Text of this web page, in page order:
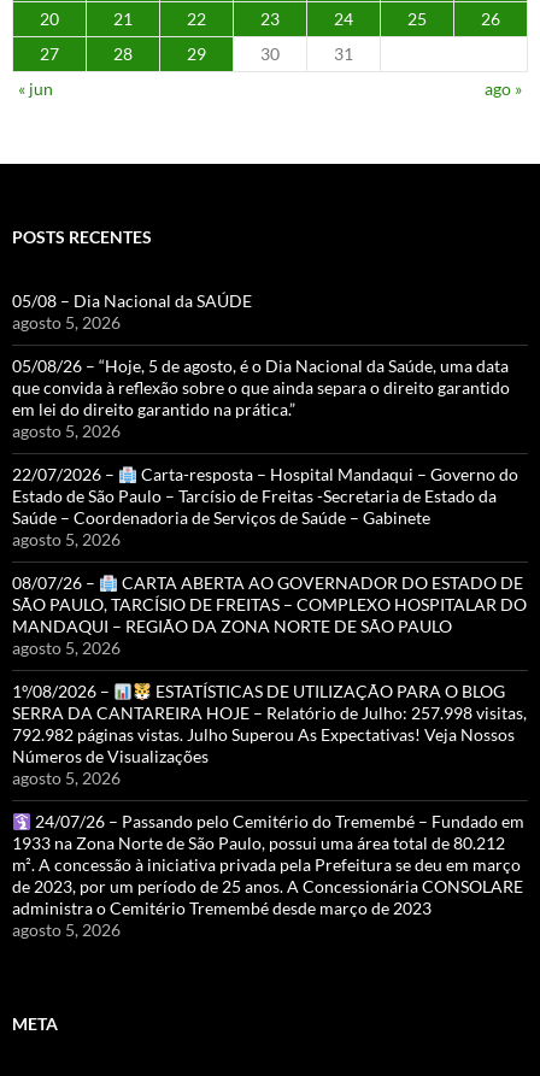
20
21 22 23 24 25
26
27
28 29 30
31
« jun
ago »
POSTS RECENTES
05/08 – Dia Nacional da SAÚDE
agosto 5, 2026
05/08/26 – “Hoje, 5 de agosto, é o Dia Nacional da Saúde, uma data
que convida à reflexão sobre o que ainda separa o direito garantido
em lei do direito garantido na prática.”
agosto 5, 2026
22/07/2026 –
Carta-resposta – Hospital Mandaqui – Governo do
Estado de São Paulo – Tarcísio de Freitas -Secretaria de Estado da
Saúde – Coordenadoria de Serviços de Saúde – Gabinete
agosto 5, 2026
08/07/26 –
CARTA ABERTA AO GOVERNADOR DO ESTADO DE
SÃO PAULO, TARCÍSIO DE FREITAS – COMPLEXO HOSPITALAR DO
MANDAQUI – REGIÃO DA ZONA NORTE DE SÃO PAULO
agosto 5, 2026
1º/08/2026 –
ESTATÍSTICAS DE UTILIZAÇÃO PARA O BLOG
SERRA DA CANTAREIRA HOJE – Relatório de Julho: 257.998 visitas,
792.982 páginas vistas. Julho Superou As Expectativas! Veja Nossos
Números de Visualizações
agosto 5, 2026
24/07/26 – Passando pelo Cemitério do Tremembé – Fundado em
1933 na Zona Norte de São Paulo, possui uma área total de 80.212
m². A concessão à iniciativa privada pela Prefeitura se deu em março
de 2023, por um período de 25 anos. A Concessionária CONSOLARE
administra o Cemitério Tremembé desde março de 2023
agosto 5, 2026
META